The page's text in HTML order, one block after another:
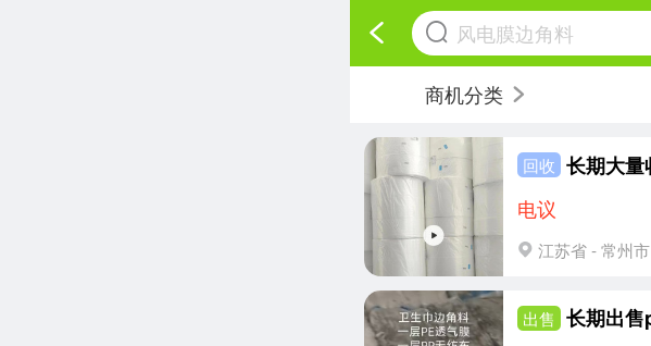
风电膜边角料
商机分类
回收
电议
江苏省 - 常州市
出售